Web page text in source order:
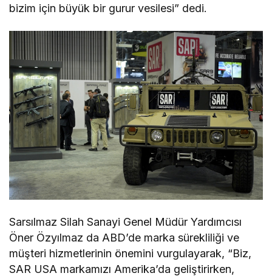
bizim için büyük bir gurur vesilesi” dedi.
Sarsılmaz Silah Sanayi Genel Müdür Yardımcısı
Öner Özyılmaz da ABD’de marka sürekliliği ve
müşteri hizmetlerinin önemini vurgulayarak, “Biz,
SAR USA markamızı Amerika’da geliştirirken,